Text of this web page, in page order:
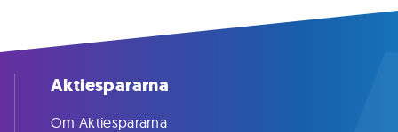
Aktiespararna
Om Aktiespararna